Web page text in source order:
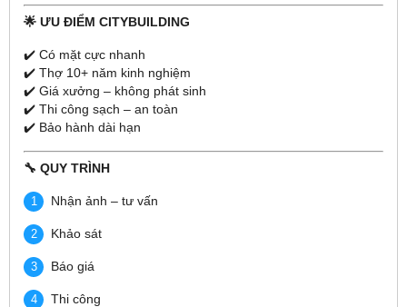
🌟 ƯU ĐIỂM CITYBUILDING
✔️ Có mặt cực nhanh
✔️ Thợ 10+ năm kinh nghiệm
✔️ Giá xưởng – không phát sinh
✔️ Thi công sạch – an toàn
✔️ Bảo hành dài hạn
🔧 QUY TRÌNH
Nhận ảnh – tư vấn
Khảo sát
Báo giá
Thi công